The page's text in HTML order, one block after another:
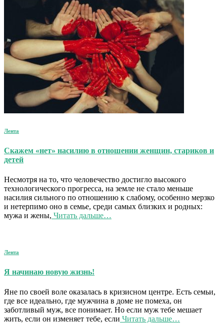
Лента
Скажем «нет» насилию в отношении женщин, стариков и
детей
Несмотря на то, что человечество достигло высокого
технологического прогресса, на земле не стало меньше
насилия сильного по отношению к слабому, особенно мерзко
и нетерпимо оно в семье, среди самых близких и родных:
мужа и жены, Читать дальше…
Лента
Я начинаю новую жизнь!
Яне по своей воле оказалась в кризисном центре. Есть семьи,
где все идеально, где мужчина в доме не помеха, он
заботливый муж, все понимает. Но если муж тебе мешает
жить, если он изменяет тебе, если Читать дальше…